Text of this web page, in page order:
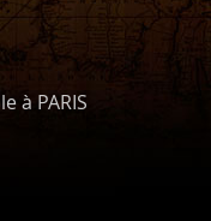
à PARIS